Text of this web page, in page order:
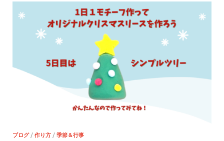
ブログ/ 作り方 / 季節＆行事